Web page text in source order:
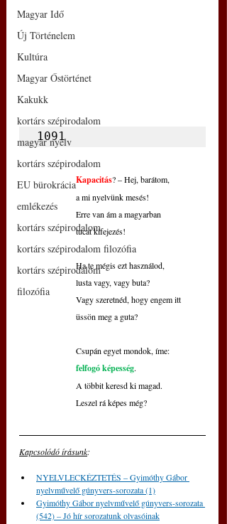
Magyar Idő
Új Történelem
Kultúra
Magyar Őstörténet
Kakukk
kortárs szépirodalom
magyar nyelv
kortárs szépirodalom
EU bürokrácia
emlékezés
kortárs szépirodalom
kortárs szépirodalom filozófia
kortárs szépirodalom
filozófia
1091
Kapacitás? – Hej, barátom,
a mi nyelvünk mesés!
Erre van ám a magyarban
tucat kifejezés!
Ha te mégis ezt használod,
lusta vagy, vagy buta?
Vagy szeretnéd, hogy engem itt
üssön meg a guta?
Csupán egyet mondok, íme:
felfogó képesség.
A többit keresd ki magad.
Leszel rá képes még?
Kapcsolódó írásunk:
NYELVLECKÉZTETÉS – Gyimóthy Gábor
nyelvművelő gúnyvers-sorozata (1)
Gyimóthy Gábor nyelvművelő gúnyvers-sorozata
(542) – Jó hír sorozatunk olvasóinak